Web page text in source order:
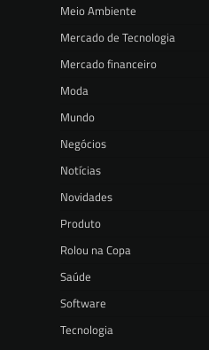
Meio Ambiente
Mercado de Tecnologia
Mercado financeiro
Moda
Mundo
Negócios
Notícias
Novidades
Produto
Rolou na Copa
Saúde
Software
Tecnologia